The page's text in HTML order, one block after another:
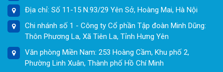
Địa chỉ: Số 11-15 N.93/29 Yên Sở, Hoàng Mai, Hà Nội
Chi nhánh số 1 - Công ty Cổ phần Tập đoàn Minh Dũng:
Thôn Phương La, Xã Tiên La, Tỉnh Hưng Yên
Văn phòng Miền Nam: 253 Hoàng Cầm, Khu phố 2,
Phường Linh Xuân, Thành phố Hồ Chí Minh